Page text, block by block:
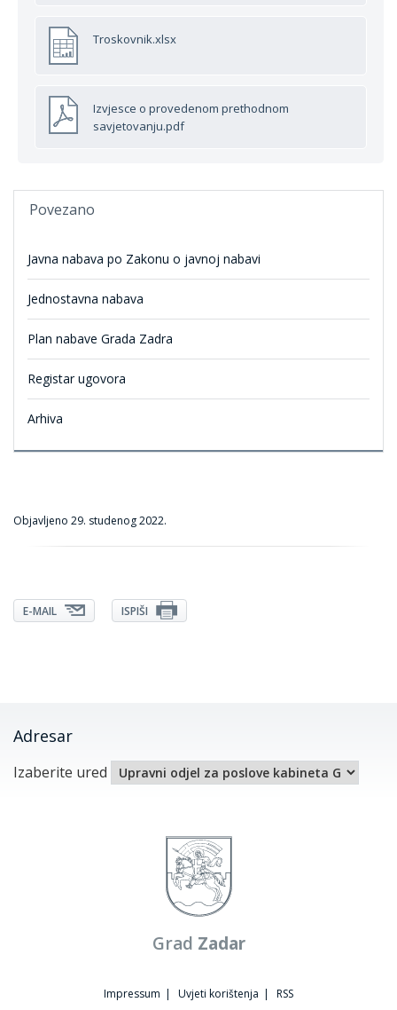
Troskovnik.xlsx
Izvjesce o provedenom prethodnom
savjetovanju.pdf
Povezano
Javna nabava po Zakonu o javnoj nabavi
Jednostavna nabava
Plan nabave Grada Zadra
Registar ugovora
Arhiva
Objavljeno 29. studenog 2022.
E-MAIL ISPIŠI
Adresar
Izaberite ured
Grad Zadar
Impressum | Uvjeti korištenja | RSS